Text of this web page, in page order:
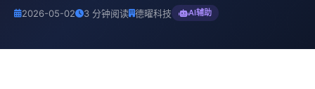
2026-05-02 3 分钟阅读 德曜科技 AI辅助